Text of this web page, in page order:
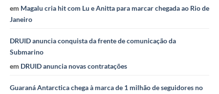
em Magalu cria hit com Lu e Anitta para marcar chegada ao Rio de
Janeiro
DRUID anuncia conquista da frente de comunicação da
Submarino
em DRUID anuncia novas contratações
Guaraná Antarctica chega à marca de 1 milhão de seguidores no